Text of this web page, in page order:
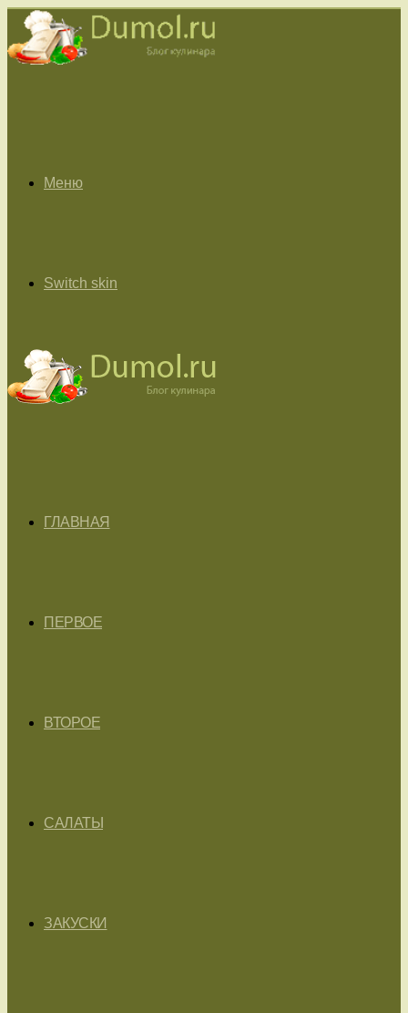
Меню
Switch skin
ГЛАВНАЯ
ПЕРВОЕ
ВТОРОЕ
САЛАТЫ
ЗАКУСКИ